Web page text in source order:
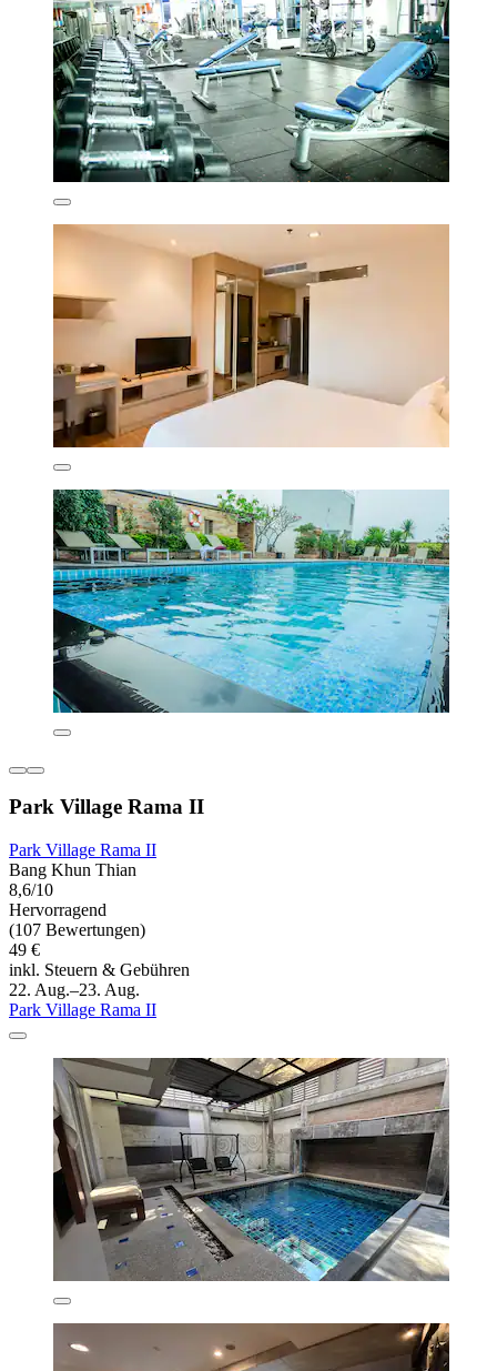
Park Village Rama II
Park Village Rama II
Bang Khun Thian
8,6/10
Hervorragend
(107 Bewertungen)
49 €
inkl. Steuern & Gebühren
22. Aug.–23. Aug.
Park Village Rama II